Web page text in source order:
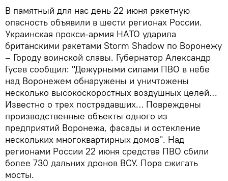
В памятный для нас день 22 июня ракетную
опасность объявили в шести регионах России.
Украинская прокси-армия НАТО ударила
британскими ракетами Storm Shadow по Воронежу
– Городу воинской славы. Губернатор Александр
Гусев сообщил: "Дежурными силами ПВО в небе
над Воронежем обнаружены и уничтожены
несколько высокоскоростных воздушных целей…
Известно о трех пострадавших… Повреждены
производственные объекты одного из
предприятий Воронежа, фасады и остекление
нескольких многоквартирных домов". Над
регионами России 22 июня средства ПВО сбили
более 730 дальних дронов ВСУ. Пора сжигать
мосты.